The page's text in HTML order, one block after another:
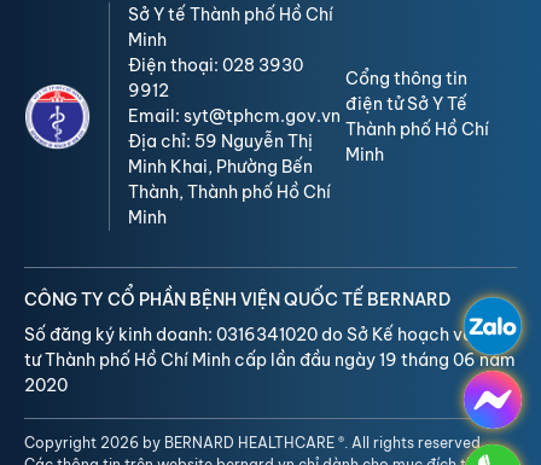
Sở Y tế Thành phố Hồ Chí
Minh
Điện thoại: 028 3930
9912
Email: syt@tphcm.gov.vn
Địa chỉ: 59 Nguyễn Thị
Minh Khai, Phường Bến
Thành, Thành phố Hồ Chí
Minh
Cổng thông tin
điện tử Sở Y Tế
Thành phố Hồ Chí
Minh
CÔNG TY CỔ PHẦN BỆNH VIỆN QUỐC TẾ BERNARD
Số đăng ký kinh doanh: 0316341020 do Sở Kế hoạch và Đầu
tư Thành phố Hồ Chí Minh cấp lần đầu ngày 19 tháng 06 năm
2020
Copyright 2026 by BERNARD HEALTHCARE ®. All rights reserved.